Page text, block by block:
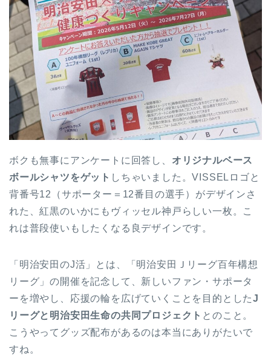
ボクも無事にアンケートに回答し、 オリジナルベース
ボールシャツをゲット しちゃいました。VISSELロゴと
背番号12（サポーター＝12番目の選手）がデザインさ
れた、紅黒のいかにもヴィッセル神戸らしい一枚。こ
れは普段使いもしたくなる良デザインです。
「明治安田のJ活」とは、「明治安田Ｊリーグ百年構想
リーグ」の開催を記念して、新しいファン・サポータ
ーを増やし、応援の輪を広げていくことを目的としたJ
リーグと明治安田生命の共同プロジェクト とのこと。
こうやってグッズ配布があるのは本当にありがたいで
すね。